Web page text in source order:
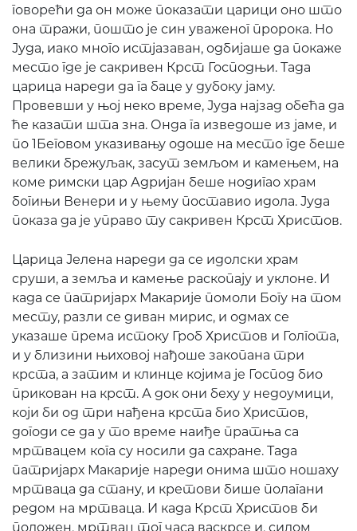
говорећи да он може показати царици оно што
она тражи, пошто је син уваженог пророка. Но
Јуда, иако много истјазаван, одбијаше да покаже
место где је сакривен Крст Господњи. Тада
царица нареди да га баце у дубоку јаму.
Провевши у њој неко време, Јуда најзад обећа да
ће казати шта зна. Онда га изведоше из јаме, и
по 1Беговом указивању одоше на место где беше
велики брежуљак, засут земљом и камењем, на
коме римски цар Адријан беше нодигао храм
богињи Венери и у њему поставио идола. Јуда
показа да је управо ту сакривен Крст Христов.
Царица Јелена нареди да се идолски храм
сруши, а земља и камење раскопају и уклоне. И
када се патријарх Макарије помоли Богу на том
месту, разли се диван мирис, и одмах се
указаше према истоку Гроб Христов и Голгота,
и у близини њиховој нађоше закопана три
крста, а затим и клинце којима је Господ био
прикован на крст. А док они беху у недоумици,
који би од три нађена крста био Христов,
догоди се да у то време наиђе пратња са
мртвацем кога су носили да сахране. Тада
патријарх Макарије нареди онима што ношаху
мртваца да стану, и кретови бише полагани
редом на мртваца. И када Крст Христов би
положен, мртвац тог часа васкрсе и, силом